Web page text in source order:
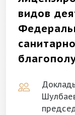
видов